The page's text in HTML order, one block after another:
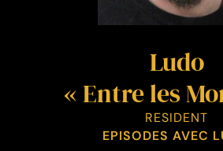
Ludo
« Entre les
RESIDENT
EPISODES AVEC